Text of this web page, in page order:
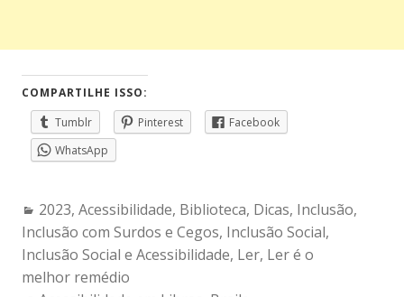
COMPARTILHE ISSO:
Tumblr
Pinterest
Facebook
WhatsApp
Categories:
2023, Acessibilidade, Biblioteca, Dicas, Inclusão,
Inclusão com Surdos e Cegos, Inclusão Social,
Inclusão Social e Acessibilidade, Ler, Ler é o
melhor remédio